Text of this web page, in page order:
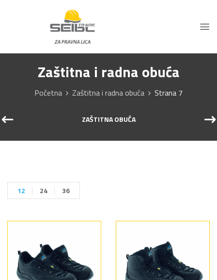
Zaštitna i radna obuća
Početna Zaštitna i radna obuća Strana 7
ZAŠTITNA OBUĆA
12 24 36